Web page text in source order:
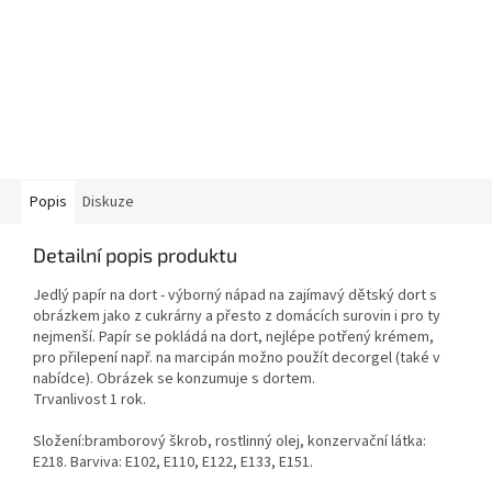
Popis Diskuze
Detailní popis produktu
Jedlý papír na dort - výborný nápad na zajímavý dětský dort s
obrázkem jako z cukrárny a přesto z domácích surovin i pro ty
nejmenší. Papír se pokládá na dort, nejlépe potřený krémem,
pro přilepení např. na marcipán možno použít decorgel (také v
nabídce). Obrázek se konzumuje s dortem.
Trvanlivost 1 rok.
Složení:bramborový škrob, rostlinný olej, konzervační látka:
E218. Barviva: E102, E110, E122, E133, E151.